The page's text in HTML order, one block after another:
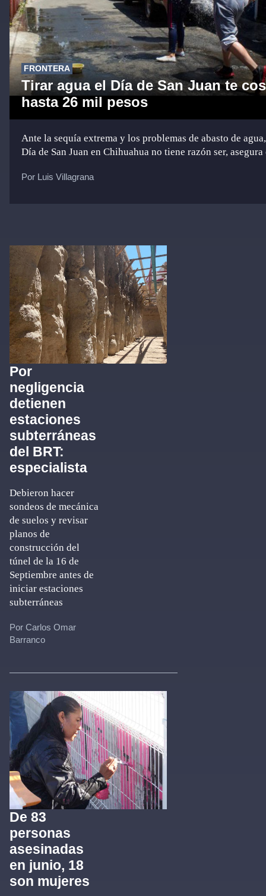
FRONTERA
Tirar agua el Día de San Juan te
hasta 26 mil pesos
Ante la sequía extrema y los problemas de abasto de
Día de San Juan en Chihuahua no tiene razón ser,
Por Luis Villagrana
Por
negligencia
detienen
estaciones
subterráneas
del BRT:
especialista
Debieron hacer
sondeos de mecánica
de suelos y revisar
planos de
construcción del
túnel de la 16 de
Septiembre antes de
iniciar estaciones
subterráneas
Por Carlos Omar
Barranco
De 83
personas
asesinadas
en junio, 18
son mujeres